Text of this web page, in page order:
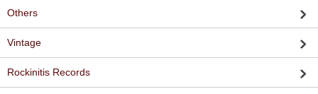
Others
Vintage
Rockinitis Records